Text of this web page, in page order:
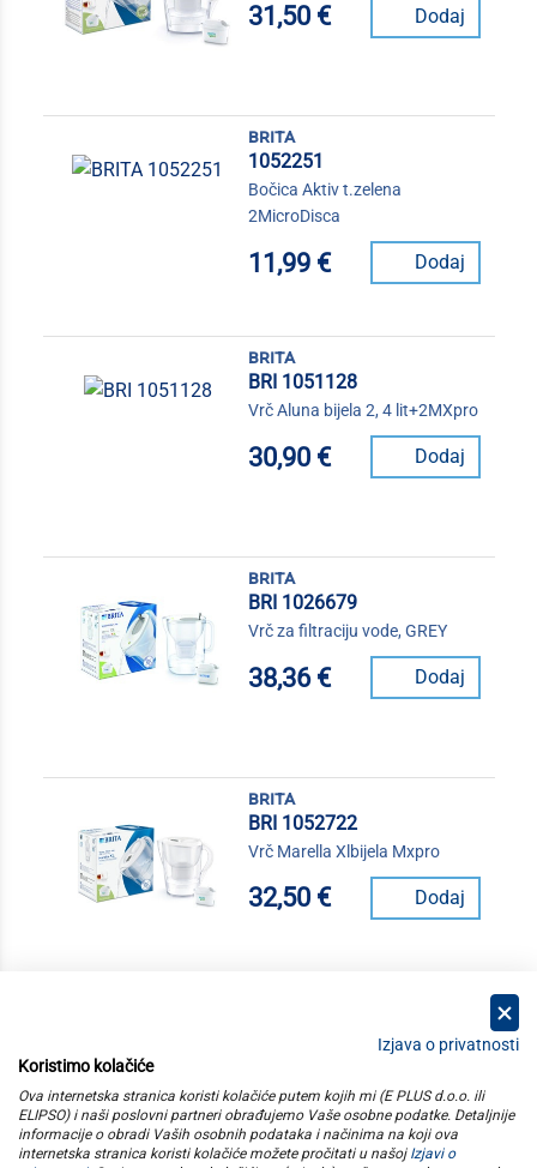
31,50 € Dodaj
brita
1052251
Bočica Aktiv t.zelena
2MicroDisca
11,99 € Dodaj
brita
BRI 1051128
Vrč Aluna bijela 2, 4 lit+2MXpro
30,90 € Dodaj
brita
BRI 1026679
Vrč za filtraciju vode, GREY
38,36 € Dodaj
brita
BRI 1052722
Vrč Marella Xlbijela Mxpro
32,50 € Dodaj
kategorije
elipso
Izjava o privatnosti
Koristimo kolačiće
Ova internetska stranica koristi kolačiće putem kojih mi (E PLUS d.o.o. ili
ELIPSO) i naši poslovni partneri obrađujemo Vaše osobne podatke. Detaljnije
informacije o obradi Vaših osobnih podataka i načinima na koji ova
internetska stranica koristi kolačiće možete pročitati u našoj Izjavi o